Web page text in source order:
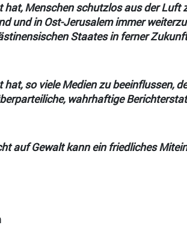
hat, Menschen schutzlos aus der
und in Ost-Jerusalem immer
Staates in ferner
hat, so viele Medien zu beeinflussen,
wahrhaftige
auf Gewalt kann ein friedliches